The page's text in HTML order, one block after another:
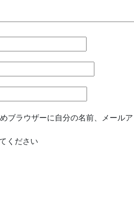
ブラウザーに自分の名前、メールア
ください